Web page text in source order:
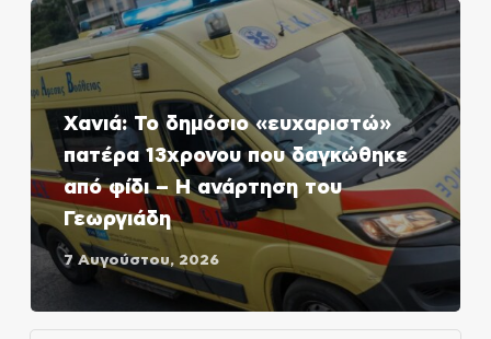
Χανιά: Το δημόσιο «ευχαριστώ»
πατέρα 13χρονου που δαγκώθηκε
από φίδι – Η ανάρτηση του
Γεωργιάδη
7 Αυγούστου, 2026